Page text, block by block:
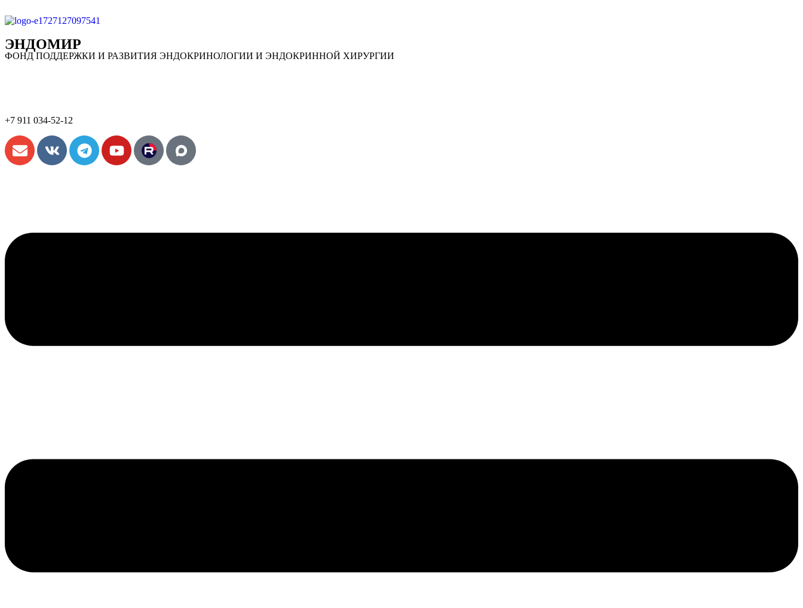
ЭНДОМИР
ФОНД ПОДДЕРЖКИ И РАЗВИТИЯ ЭНДОКРИНОЛОГИИ И ЭНДОКРИННОЙ ХИРУРГИИ
+7 911 034-52-12